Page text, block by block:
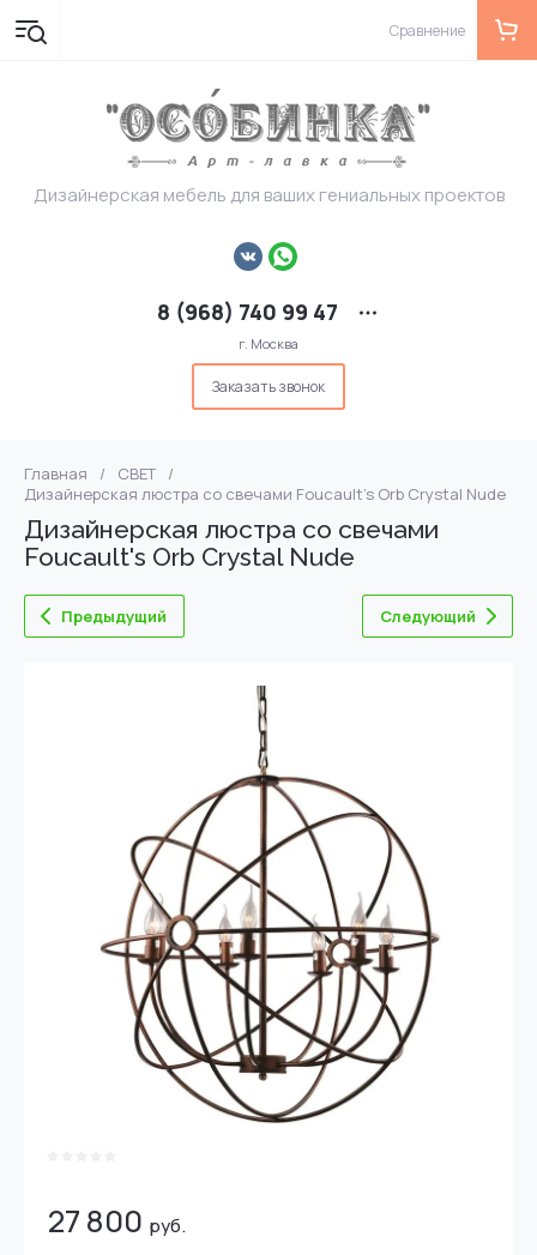
Дизайнерская мебель для ваших гениальных проектов
8 (968) 740 99 47
г. Москва
Заказать звонок
Сравнение
Главная / СВЕТ
/
Дизайнерская люстра со свечами Foucault's Orb Crystal Nude
Дизайнерская люстра со свечами
Foucault's Orb Crystal Nude
Предыдущий Следующий
27 800 руб.